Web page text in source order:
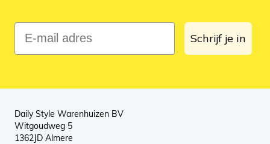
E-mail adres
Schrijf je in
Daily Style Warenhuizen BV
Witgoudweg 5
1362JD Almere